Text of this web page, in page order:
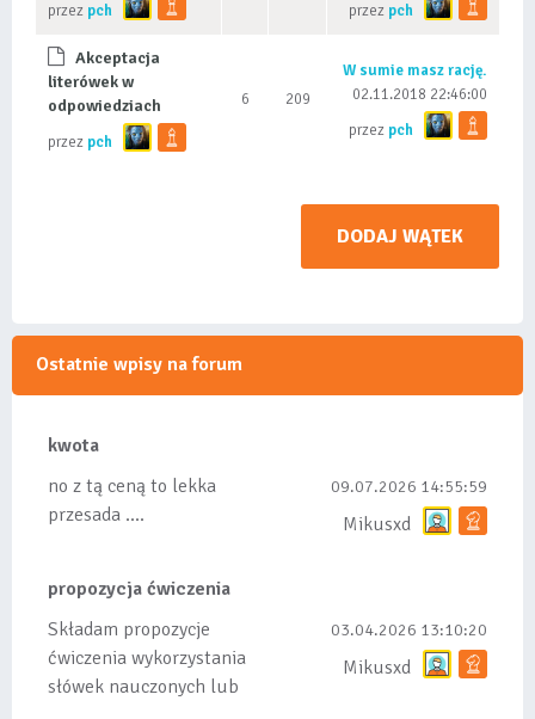
przez pch
przez pch
Akceptacja
literówek w
odpowiedziach
przez pch
6 209
W sumie masz rację.
02.11.2018 22:46:00
przez pch
DODAJ WĄTEK
Ostatnie wpisy na forum
kwota
no z tą ceną to lekka
przesada ....
09.07.2026 14:55:59
Mikusxd
propozycja ćwiczenia
Składam propozycje
ćwiczenia wykorzystania
słówek nauczonych lub
03.04.2026 13:10:20
Mikusxd